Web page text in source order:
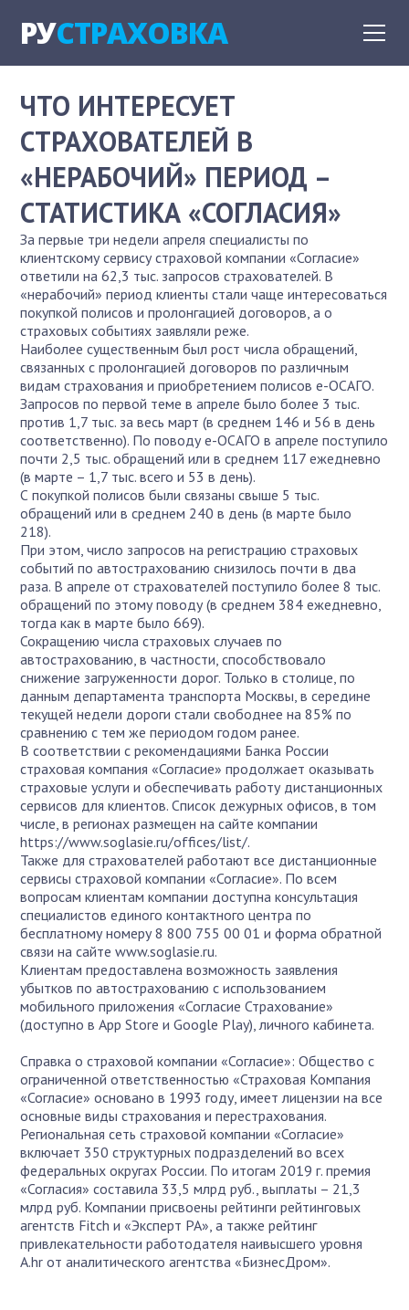
РУСТРАХОВКА
ЧТО ИНТЕРЕСУЕТ
СТРАХОВАТЕЛЕЙ В
«НЕРАБОЧИЙ» ПЕРИОД –
СТАТИСТИКА «СОГЛАСИЯ»
За первые три недели апреля специалисты по
клиентскому сервису страховой компании «Согласие»
ответили на 62,3 тыс. запросов страхователей. В
«нерабочий» период клиенты стали чаще интересоваться
покупкой полисов и пролонгацией договоров, а о
страховых событиях заявляли реже.
Наиболее существенным был рост числа обращений,
связанных с пролонгацией договоров по различным
видам страхования и приобретением полисов е-ОСАГО.
Запросов по первой теме в апреле было более 3 тыс.
против 1,7 тыс. за весь март (в среднем 146 и 56 в день
соответственно). По поводу e-ОСАГО в апреле поступило
почти 2,5 тыс. обращений или в среднем 117 ежедневно
(в марте – 1,7 тыс. всего и 53 в день).
С покупкой полисов были связаны свыше 5 тыс.
обращений или в среднем 240 в день (в марте было
218).
При этом, число запросов на регистрацию страховых
событий по автострахованию снизилось почти в два
раза. В апреле от страхователей поступило более 8 тыс.
обращений по этому поводу (в среднем 384 ежедневно,
тогда как в марте было 669).
Сокращению числа страховых случаев по
автострахованию, в частности, способствовало
снижение загруженности дорог. Только в столице, по
данным департамента транспорта Москвы, в середине
текущей недели дороги стали свободнее на 85% по
сравнению с тем же периодом годом ранее.
В соответствии с рекомендациями Банка России
страховая компания «Согласие» продолжает оказывать
страховые услуги и обеспечивать работу дистанционных
сервисов для клиентов. Список дежурных офисов, в том
числе, в регионах размещен на сайте компании
https://www.soglasie.ru/offices/list/.
Также для страхователей работают все дистанционные
сервисы страховой компании «Согласие». По всем
вопросам клиентам компании доступна консультация
специалистов единого контактного центра по
бесплатному номеру 8 800 755 00 01 и форма обратной
связи на сайте www.soglasie.ru.
Клиентам предоставлена возможность заявления
убытков по автострахованию с использованием
мобильного приложения «Согласие Страхование»
(доступно в App Store и Google Play), личного кабинета.
Справка о страховой компании «Согласие»: Общество с
ограниченной ответственностью «Страховая Компания
«Согласие» основано в 1993 году, имеет лицензии на все
основные виды страхования и перестрахования.
Региональная сеть страховой компании «Согласие»
включает 350 структурных подразделений во всех
федеральных округах России. По итогам 2019 г. премия
«Согласия» составила 33,5 млрд руб., выплаты – 21,3
млрд руб. Компании присвоены рейтинги рейтинговых
агентств Fitch и «Эксперт РА», а также рейтинг
привлекательности работодателя наивысшего уровня
A.hr от аналитического агентства «БизнесДром».